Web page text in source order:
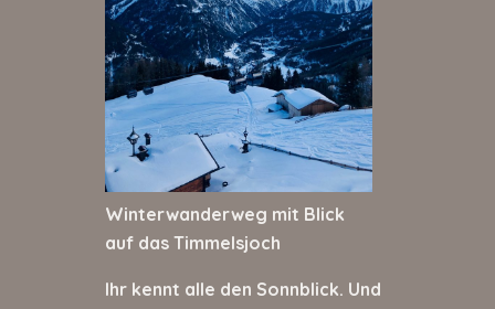
Winterwanderweg mit Blick
auf das Timmelsjoch
Ihr kennt alle den Sonnblick. Und